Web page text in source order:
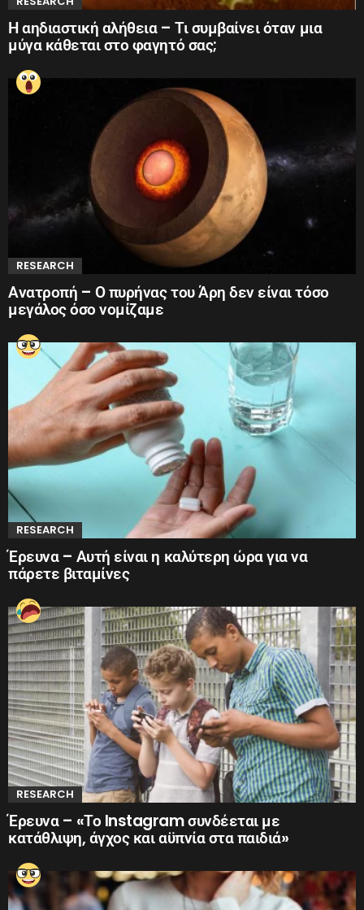
Η αηδιαστική αλήθεια – Τι συμβαίνει όταν μια
μύγα κάθεται στο φαγητό σας;
RESEARCH
Ανατροπή – Ο πυρήνας του Άρη δεν είναι τόσο
μεγάλος όσο νομίζαμε
RESEARCH
Έρευνα – Αυτή είναι η καλύτερη ώρα για να
πάρετε βιταμίνες
RESEARCH
Έρευνα – «Το Instagram συνδέεται με
κατάθλιψη, άγχος και αϋπνία στα παιδιά»